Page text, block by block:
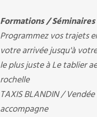
Formations / Séminaires
Programmez vos trajets
votre arrivée jusqu'à
le plus juste à Le tablier
rochelle
TAXIS BLANDIN /
accompagne